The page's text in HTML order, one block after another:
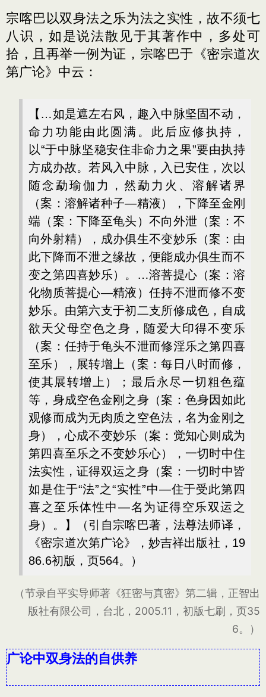
宗喀巴以双身法之乐为法之实性，故不须七
八识，如是说法散见于其著作中，多处可
拾，且再举一例为证，宗喀巴于《密宗道次
第广论》中云：
【…如是遮左右风，趣入中脉坚固不动，
命力功能由此圆满。此后应修执持，
以“于中脉坚稳安住非命力之果”要由执持
方成办故。若风入中脉，入已安住，次以
随念勐瑜伽力，然勐力火、溶解诸界
（案：溶解诸种子—精液），下降至金刚
端（案：下降至龟头）不向外泄（案：不
向外射精），成办俱生不变妙乐（案：由
此下降而不泄之缘故，便能成办俱生而不
变之第四喜妙乐）。…溶菩提心（案：溶
化物质菩提心—精液）任持不泄而修不变
妙乐。由第六支于初二支所修成色，自成
欲天父母空色之身，随爱大印得不变乐
（案：任持于龟头不泄而修淫乐之第四喜
至乐），展转增上（案：每日八时而修，
使其展转增上）；最后永尽一切粗色蕴
等，身成空色金刚之身（案：色身因如此
观修而成为无肉质之空色法，名为金刚之
身），心成不变妙乐（案：觉知心则成为
第四喜至乐之不变妙乐心），一切时中住
法实性，证得双运之身（案：一切时中皆
如是住于“法”之“实性”中—住于受此第四
喜之至乐体性中—名为证得空乐双运之
身）。】（引自宗喀巴著，法尊法师译，
《密宗道次第广论》，妙吉祥出版社，19
86.6初版，页564。）
（节录自平实导师著《狂密与真密》第二辑，正智出
版社有限公司，台北，2005.11，初版七刷，页35
6。）
广论中双身法的自供养